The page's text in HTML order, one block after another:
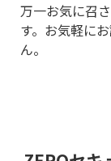
万一お気に召
す。 お気軽に
ん。